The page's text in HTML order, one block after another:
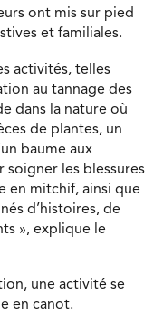
ont mis sur pied
et familiales.
activités, telles
au tannage des
dans la nature où
de plantes, un
baume aux
les blessures
en mitchif, ainsi que
d’histoires, de
», explique le
une activité se
en canot.